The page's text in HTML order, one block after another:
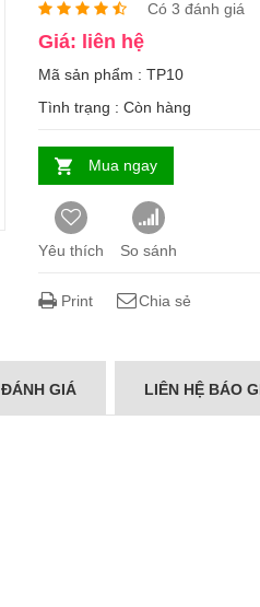
Có 3 đánh giá
Giá: liên hệ
Mã sản phẩm : TP10
Tình trạng : Còn hàng
Mua ngay
Yêu thích So sánh
Print Chia sẻ
ĐÁNH GIÁ LIÊN HỆ BÁO